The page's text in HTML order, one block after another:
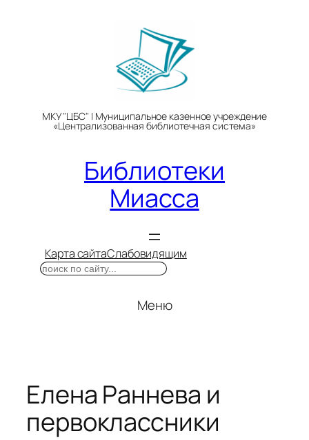
МКУ "ЦБС" | Муниципальное казенное учреждение
«Централизованная библиотечная система»
Библиотеки
Миасса
Карта сайтаСлабовидящим
Поиск
Меню
Елена Раннева и
первоклассники